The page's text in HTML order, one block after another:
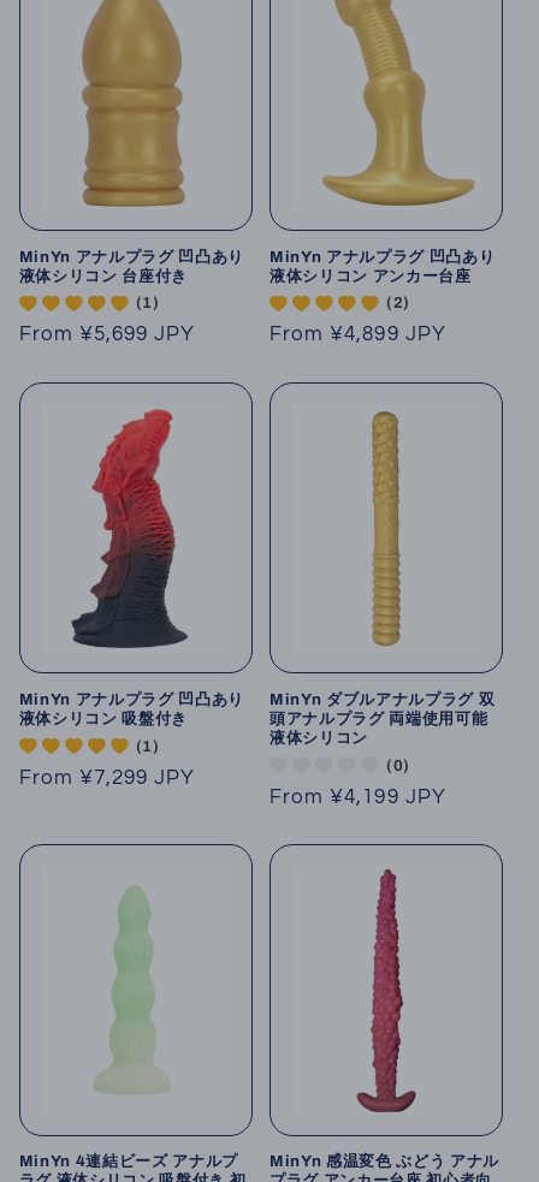
MinYn アナルプラグ 凹凸あり
液体シリコン 台座付き
(1)
Regular
From ¥5,699 JPY
MinYn アナルプラグ 凹凸あり
液体シリコン アンカー台座
(2)
Regular
From ¥4,899 JPY
MinYn アナルプラグ 凹凸あり
液体シリコン 吸盤付き
(1)
Regular
From ¥7,299 JPY
MinYn ダブルアナルプラグ 双
頭アナルプラグ 両端使用可能
液体シリコン
(0)
Regular
From ¥4,199 JPY
MinYn 4連結ビーズ アナルプ
MinYn 感温変色 ぶどう アナル